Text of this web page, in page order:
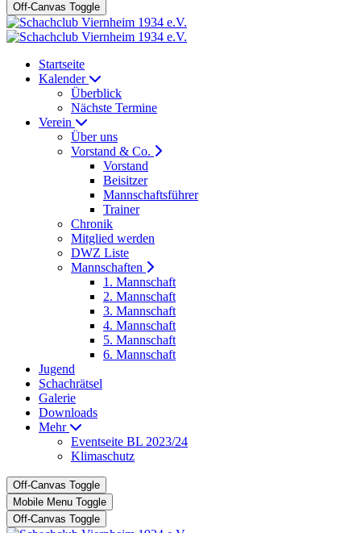
Off-Canvas Toggle
Startseite
Kalender
Überblick
Nächste Termine
Verein
Über uns
Vorstand & Co.
Vorstand
Beisitzer
Mannschaftsführer
Trainer
Chronik
Mitglied werden
DWZ Liste
Mannschaften
1. Mannschaft
2. Mannschaft
3. Mannschaft
4. Mannschaft
5. Mannschaft
6. Mannschaft
Jugend
Schachrätsel
Galerie
Downloads
Mehr
Eventseite BL 2023/24
Klimaschutz
Off-Canvas Toggle
Mobile Menu Toggle
Off-Canvas Toggle